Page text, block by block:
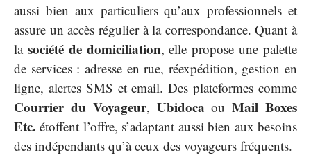
aussi bien aux particuliers qu’aux professionnels et
assure un accès régulier à la correspondance. Quant à
la société de domiciliation, elle propose une palette
de services : adresse en rue, réexpédition, gestion en
ligne, alertes SMS et email. Des plateformes comme
Courrier du Voyageur, Ubidoca ouMail Boxes
Etc. étoffent l’offre, s’adaptant aussi bien aux besoins
des indépendants qu’à ceux des voyageurs fréquents.